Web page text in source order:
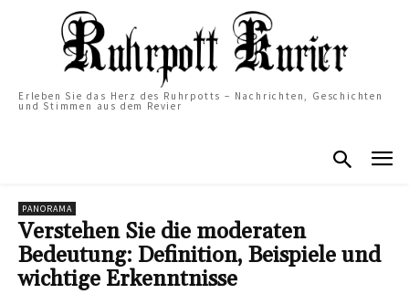
Erleben Sie das Herz des Ruhrpotts – Nachrichten, Geschichten
und Stimmen aus dem Revier
PANORAMA
Verstehen Sie die moderaten
Bedeutung: Definition, Beispiele und
wichtige Erkenntnisse